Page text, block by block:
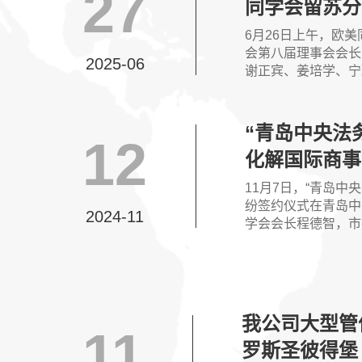
2025-06
同学会留苏
6月26日上午，欧美
会第八届理事会会
谢正宾、姜培学、
12
2024-11
“青岛中央法
化解国际商
宾先生应邀
11月7日，“青岛中
纷签约仪式在青岛
学会会长程德智，
我公司大型
罗斯圣彼得堡